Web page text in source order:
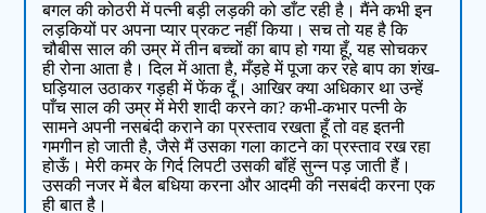
बगल की कोठरी में पत्नी बड़ी लड़की को डाँट रही है। मैंने कभी इन
लड़कियों पर अपना प्यार प्रकट नहीं किया। सच तो यह है कि
चौबीस साल की उम्र में तीन बच्चों का बाप हो गया हूँ, यह सोचकर
ही रोना आता है। दिल में आता है, मँड़हे में पूजा कर रहे बाप का शंख-
घड़ियाल उठाकर गड़ही में फेंक दूँ। आखिर क्या अधिकार था उन्हें
पाँच साल की उम्र में मेरी शादी करने का? कभी-कभार पत्नी के
सामने अपनी नसबंदी कराने का प्रस्ताव रखता हूँ तो वह इतनी
गमगीन हो जाती है, जैसे मैं उसका गला काटने का प्रस्ताव रख रहा
होऊँ। मेरी कमर के गिर्द लिपटी उसकी बाँहें सुन्न पड़ जाती हैं।
उसकी नजर में बैल बधिया करना और आदमी की नसबंदी करना एक
ही बात है।